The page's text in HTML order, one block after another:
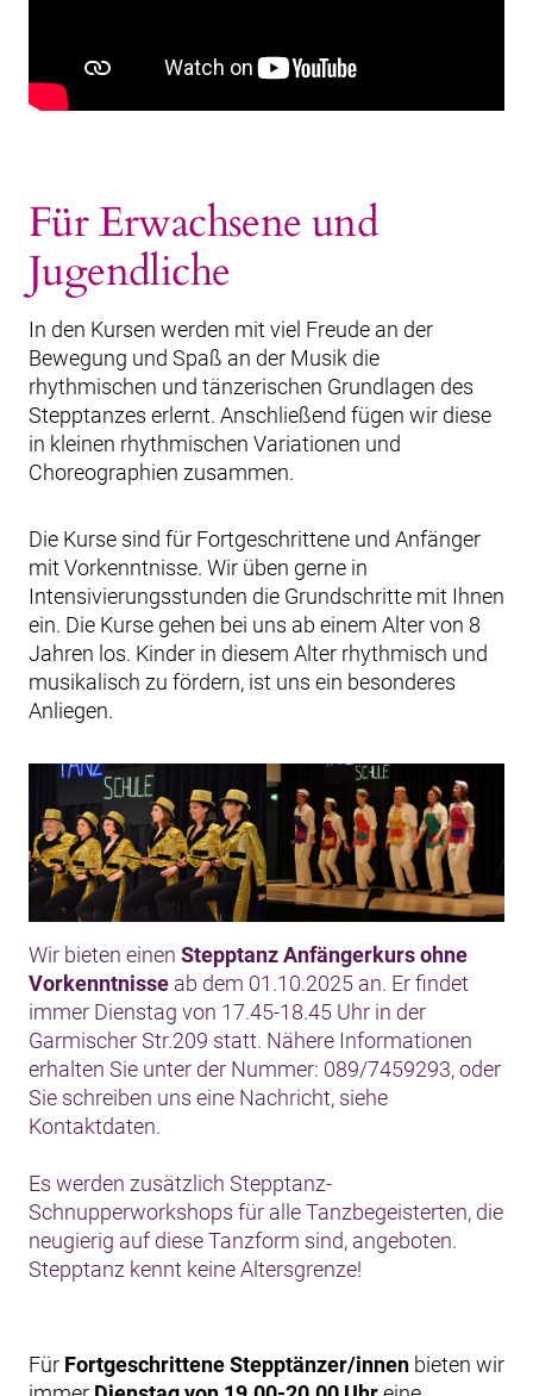
Für Erwachsene und
Jugendliche
In den Kursen werden mit viel Freude an der
Bewegung und Spaß an der Musik die
rhythmischen und tänzerischen Grundlagen des
Stepptanzes erlernt. Anschließend fügen wir diese
in kleinen rhythmischen Variationen und
Choreographien zusammen.
Die Kurse sind für Fortgeschrittene und Anfänger
mit Vorkenntnisse. Wir üben gerne in
Intensivierungsstunden die Grundschritte mit Ihnen
ein. Die Kurse gehen bei uns ab einem Alter von 8
Jahren los. Kinder in diesem Alter rhythmisch und
musikalisch zu fördern, ist uns ein besonderes
Anliegen.
Wir bieten einen Stepptanz Anfängerkurs ohne
Vorkenntnisse ab dem 01.10.2025 an. Er findet
immer Dienstag von 17.45-18.45 Uhr in der
Garmischer Str.209 statt. Nähere Informationen
erhalten Sie unter der Nummer: 089/7459293, oder
Sie schreiben uns eine Nachricht, siehe
Kontaktdaten.
Es werden zusätzlich Stepptanz-
Schnupperworkshops für alle Tanzbegeisterten, die
neugierig auf diese Tanzform sind, angeboten.
Stepptanz kennt keine Altersgrenze!
Für Fortgeschrittene Stepptänzer/innen bieten wir